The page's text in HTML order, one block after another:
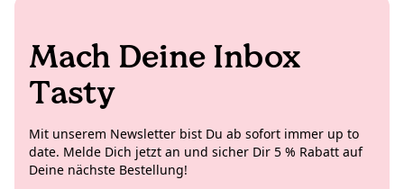
Mach Deine Inbox
Tasty
Mit unserem Newsletter bist Du ab sofort immer up to
date. Melde Dich jetzt an und sicher Dir 5 % Rabatt auf
Deine nächste Bestellung!